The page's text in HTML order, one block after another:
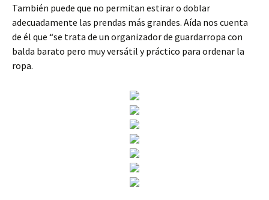
También puede que no permitan estirar o doblar
adecuadamente las prendas más grandes. Aída nos cuenta
de él que “se trata de un organizador de guardarropa con
balda barato pero muy versátil y práctico para ordenar la
ropa.